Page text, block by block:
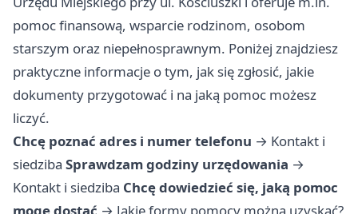
pomoc finansową, wsparcie rodzinom, osobom
starszym oraz niepełnosprawnym. Poniżej znajdziesz
praktyczne informacje o tym, jak się zgłosić, jakie
dokumenty przygotować i na jaką pomoc możesz
liczyć.
Chcę poznać adres i numer telefonu → Kontakt i
siedziba Sprawdzam godziny urzędowania →
Kontakt i siedziba Chcę dowiedzieć się, jaką pomoc